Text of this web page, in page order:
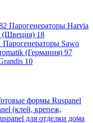
Парогенераторы Harvia
(Швеция) 18
Парогенераторы Sawo
(Германия) 97
10
формы Ruspanel
(клей, крепеж,
для отделки дома